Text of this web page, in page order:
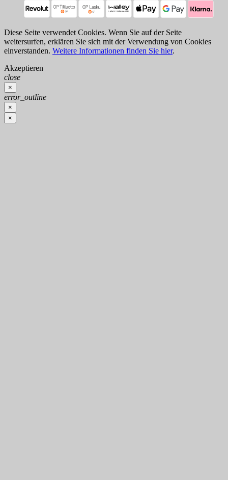
Diese Seite verwendet Cookies. Wenn Sie auf der Seite
weitersurfen, erklären Sie sich mit der Verwendung von Cookies
einverstanden. Weitere Informationen finden Sie hier.
Akzeptieren
close
×
error_outline
×
×